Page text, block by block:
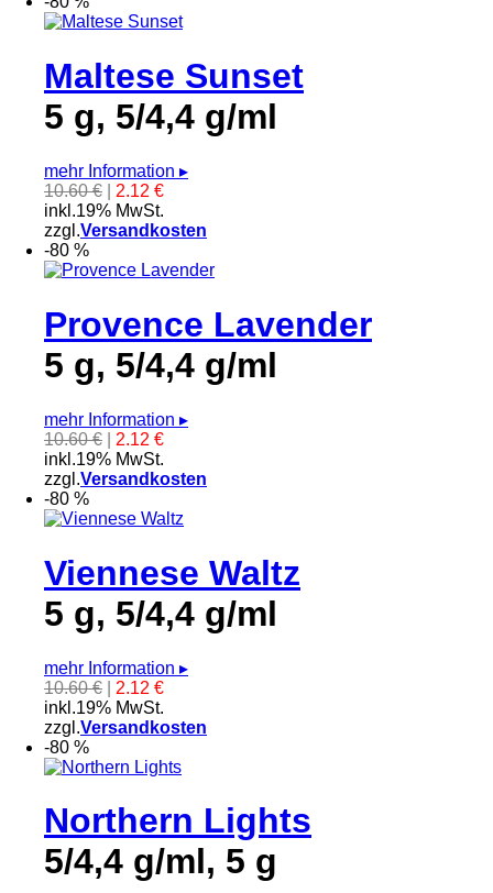
Maltese Sunset
5 g, 5/4,4 g/ml
mehr Information ▸
10.60 €
2.12 €
inkl.19% MwSt.
zzgl.Versandkosten
-80 %
Provence Lavender
5 g, 5/4,4 g/ml
mehr Information ▸
10.60 €
2.12 €
inkl.19% MwSt.
zzgl.Versandkosten
-80 %
Viennese Waltz
5 g, 5/4,4 g/ml
mehr Information ▸
10.60 €
2.12 €
inkl.19% MwSt.
zzgl.Versandkosten
-80 %
Northern Lights
5/4,4 g/ml, 5 g